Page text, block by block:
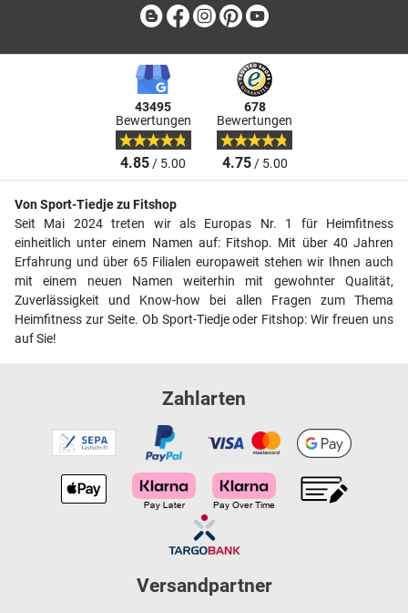
BlogFacebook
Instagram
Pinterest
43495
Bewertungen
4.85/ 5.00
678
Bewertungen
4.75/ 5.00
Von Sport-Tiedje zu Fitshop
Seit Mai 2024 treten wir als Europas Nr. 1 für Heimfitness
einheitlich unter einem Namen auf: Fitshop. Mit über 40 Jahren
Erfahrung und über 65 Filialen europaweit stehen wir Ihnen auch
mit einem neuen Namen weiterhin mit gewohnter Qualität,
Zuverlässigkeit und Know-how bei allen Fragen zum Thema
Heimfitness zur Seite. Ob Sport-Tiedje oder Fitshop: Wir freuen uns
auf Sie!
Zahlarten
Versandpartner